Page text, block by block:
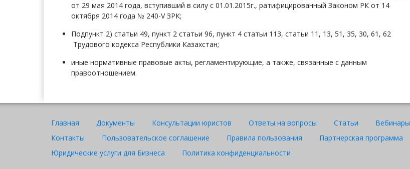
от 29 мая 2014 года, вступивший в силу с 01.01.2015г., ратифицированный Законом РК от 14
октября 2014 года № 240-V ЗРК;
Подпункт 2) статьи 49, пункт 2 статьи 96, пункт 4 статьи 113, статьи 11, 13, 51, 35, 30, 61, 62
Трудового кодекса Республики Казахстан;
иные нормативные правовые акты, регламентирующие, а также, связанные с данным
правоотношением.
Главная Документы Консультации юристов Ответы на вопросы Статьи Вебинары
Контакты
Пользовательское соглашение Правила пользования Партнерская программа
Юридические услуги для Бизнеса
Политика конфиденциальности